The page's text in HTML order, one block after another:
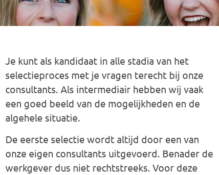
Je kunt als kandidaat in alle stadia van het
selectieproces met je vragen terecht bij onze
consultants. Als intermediair hebben wij vaak
een goed beeld van de mogelijkheden en de
algehele situatie.
De eerste selectie wordt altijd door een van
onze eigen consultants uitgevoerd. Benader de
werkgever dus niet rechtstreeks. Voor deze